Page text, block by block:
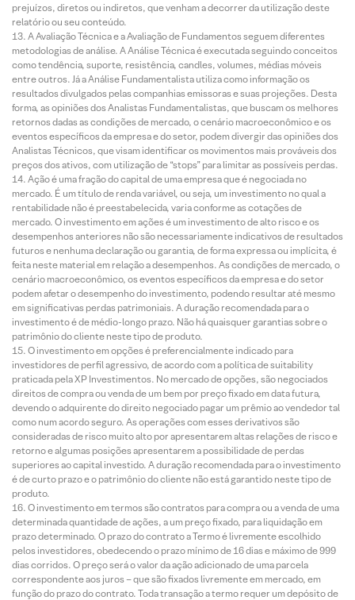
prejuízos, diretos ou indiretos, que venham a decorrer da utilização deste
relatório ou seu conteúdo.
A Avaliação Técnica e a Avaliação de Fundamentos seguem diferentes
metodologias de análise. A Análise Técnica é executada seguindo conceitos
como tendência, suporte, resistência, candles, volumes, médias móveis
entre outros. Já a Análise Fundamentalista utiliza como informação os
resultados divulgados pelas companhias emissoras e suas projeções. Desta
forma, as opiniões dos Analistas Fundamentalistas, que buscam os melhores
retornos dadas as condições de mercado, o cenário macroeconômico e os
eventos específicos da empresa e do setor, podem divergir das opiniões dos
Analistas Técnicos, que visam identificar os movimentos mais prováveis dos
preços dos ativos, com utilização de “stops” para limitar as possíveis perdas.
Ação é uma fração do capital de uma empresa que é negociada no
mercado. É um título de renda variável, ou seja, um investimento no qual a
rentabilidade não é preestabelecida, varia conforme as cotações de
mercado. O investimento em ações é um investimento de alto risco e os
desempenhos anteriores não são necessariamente indicativos de resultados
futuros e nenhuma declaração ou garantia, de forma expressa ou implícita, é
feita neste material em relação a desempenhos. As condições de mercado, o
cenário macroeconômico, os eventos específicos da empresa e do setor
podem afetar o desempenho do investimento, podendo resultar até mesmo
em significativas perdas patrimoniais. A duração recomendada para o
investimento é de médio-longo prazo. Não há quaisquer garantias sobre o
patrimônio do cliente neste tipo de produto.
O investimento em opções é preferencialmente indicado para
investidores de perfil agressivo, de acordo com a política de suitability
praticada pela XP Investimentos. No mercado de opções, são negociados
direitos de compra ou venda de um bem por preço fixado em data futura,
devendo o adquirente do direito negociado pagar um prêmio ao vendedor tal
como num acordo seguro. As operações com esses derivativos são
consideradas de risco muito alto por apresentarem altas relações de risco e
retorno e algumas posições apresentarem a possibilidade de perdas
superiores ao capital investido. A duração recomendada para o investimento
é de curto prazo e o patrimônio do cliente não está garantido neste tipo de
produto.
O investimento em termos são contratos para compra ou a venda de uma
determinada quantidade de ações, a um preço fixado, para liquidação em
prazo determinado. O prazo do contrato a Termo é livremente escolhido
pelos investidores, obedecendo o prazo mínimo de 16 dias e máximo de 999
dias corridos. O preço será o valor da ação adicionado de uma parcela
correspondente aos juros – que são fixados livremente em mercado, em
função do prazo do contrato. Toda transação a termo requer um depósito de